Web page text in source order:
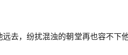
远去，纷扰混浊的朝堂再也容不